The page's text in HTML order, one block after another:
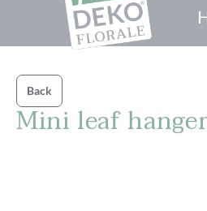
Back
Mini leaf